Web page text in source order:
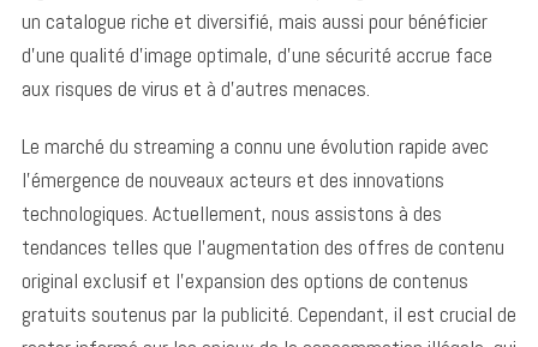
un catalogue riche et diversifié, mais aussi pour bénéficier
d’une qualité d’image optimale, d’une sécurité accrue face
aux risques de virus et à d’autres menaces.
Le marché du streaming a connu une évolution rapide avec
l’émergence de nouveaux acteurs et des innovations
technologiques. Actuellement, nous assistons à des
tendances telles que l’augmentation des offres de contenu
original exclusif et l’expansion des options de contenus
gratuits soutenus par la publicité. Cependant, il est crucial de